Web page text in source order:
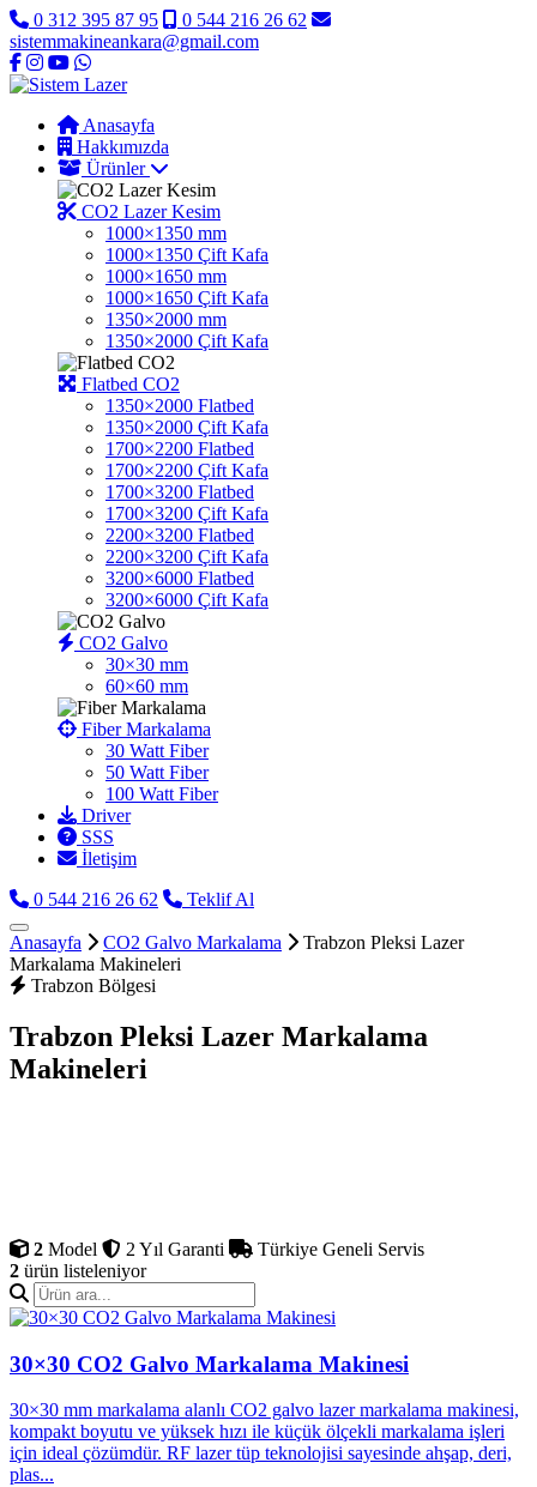
0 312 395 87 95
0 544 216 26 62
sistemmakineankara@gmail.com
Anasayfa
Hakkımızda
Ürünler
CO2 Lazer Kesim
1000×1350 mm
1000×1350 Çift Kafa
1000×1650 mm
1000×1650 Çift Kafa
1350×2000 mm
1350×2000 Çift Kafa
Flatbed CO2
1350×2000 Flatbed
1350×2000 Çift Kafa
1700×2200 Flatbed
1700×2200 Çift Kafa
1700×3200 Flatbed
1700×3200 Çift Kafa
2200×3200 Flatbed
2200×3200 Çift Kafa
3200×6000 Flatbed
3200×6000 Çift Kafa
CO2 Galvo
30×30 mm
60×60 mm
Fiber Markalama
30 Watt Fiber
50 Watt Fiber
100 Watt Fiber
Driver
SSS
İletişim
0 544 216 26 62
Teklif Al
Anasayfa CO2 Galvo Markalama
Trabzon Pleksi Lazer
Markalama Makineleri
Trabzon Bölgesi
Trabzon Pleksi Lazer Markalama
Makineleri
2 Model 2 Yıl Garanti
Türkiye Geneli Servis
2 ürün listeleniyor
30×30 CO2 Galvo Markalama Makinesi
30×30 mm markalama alanlı CO2 galvo lazer markalama makinesi,
kompakt boyutu ve yüksek hızı ile küçük ölçekli markalama işleri
için ideal çözümdür. RF lazer tüp teknolojisi sayesinde ahşap, deri,
plas...